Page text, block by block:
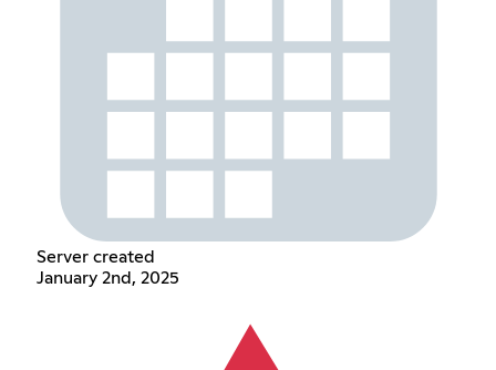
Server created
January 2nd, 2025